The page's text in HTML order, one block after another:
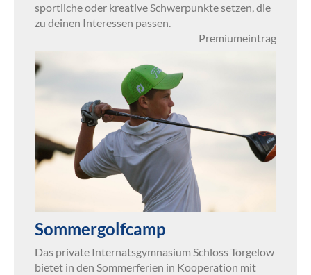
sportliche oder kreative Schwerpunkte setzen, die
zu deinen Interessen passen.
Premiumeintrag
Sommergolfcamp
Das private Internatsgymnasium Schloss Torgelow
bietet in den Sommerferien in Kooperation mit